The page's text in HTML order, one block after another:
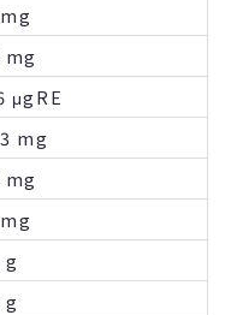
mg
μgRE
mg
mg
g
g